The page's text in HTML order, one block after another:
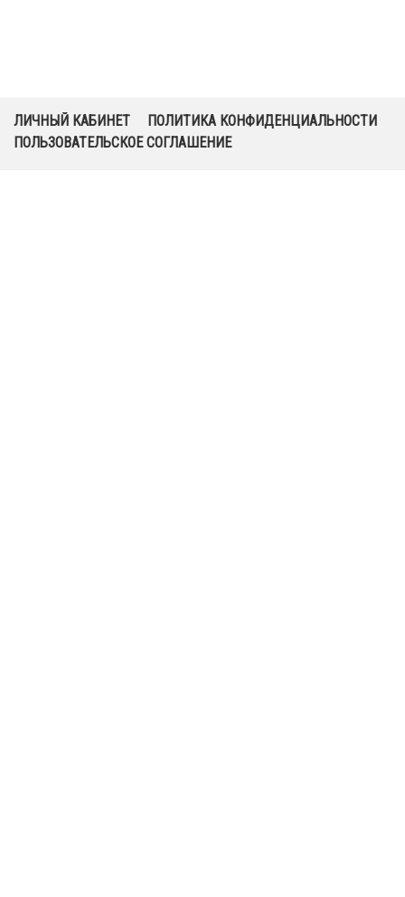
ЛИЧНЫЙ КАБИНЕТ
ПОЛИТИКА КОНФИДЕНЦИАЛЬНОСТИ
ПОЛЬЗОВАТЕЛЬСКОЕ СОГЛАШЕНИЕ